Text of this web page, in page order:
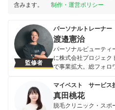
含みます。
制作・運営ポリシー
監修者
パーソナルトレーナー
渡邉憲治
パーソナルビューティ
に株式会社プロジェク
で事業拡大。総フォロ
のクライアントを担当
しクライアントをボデ
渡邉憲治のプロフィ
マイベスト サービス
真田桃花
脱毛クリニック・スポ